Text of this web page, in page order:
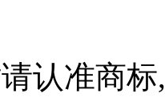
认准商标,